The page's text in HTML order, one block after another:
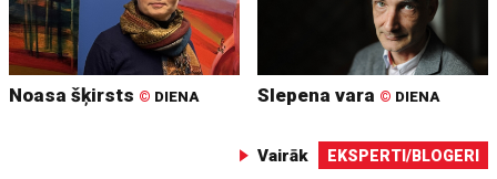
Noasa šķirsts © DIENA Slepena vara © DIENA
Vairāk EKSPERTI/BLOGERI